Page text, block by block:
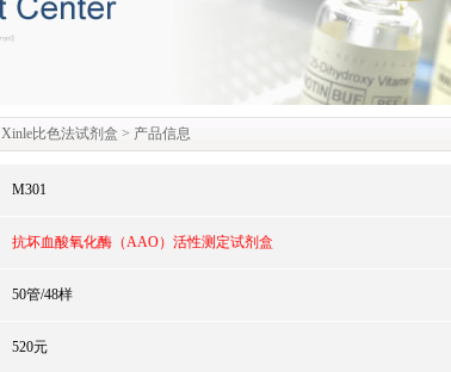
Xinle比色法试剂盒 > 产品信息
M301
抗坏血酸氧化酶（AAO）活性测定试剂盒
50管/48样
520元